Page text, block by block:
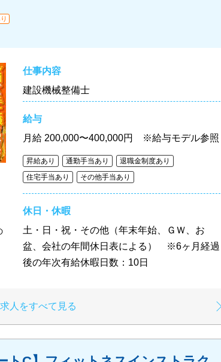
仕事内容
建設機械整備士
給与
月給 200,000〜400,000円 ※給与モデル参照
昇給あり 通勤手当あり
退職金制度あり
住宅手当あり
その他手当あり
休日・休暇
土・日・祝・その他（年末年始、ＧＷ、お
盆、会社の年間休日表による） ※6ヶ月経過
後の年次有給休暇日数：10日
人をすべて見る